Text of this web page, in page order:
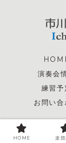
演奏会
練習予
お問い合
©
HOME 楽